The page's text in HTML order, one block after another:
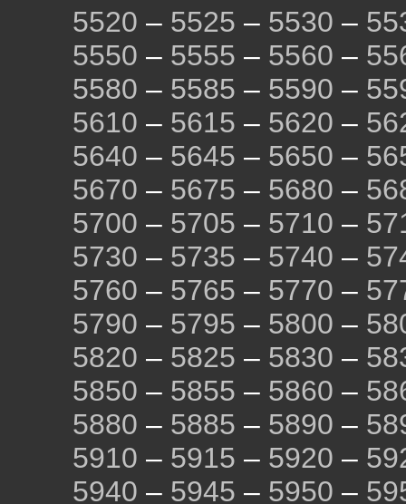
5520 – 5525 – 5530 –
5550 – 5555 – 5560 –
5580 – 5585 – 5590 –
5610 – 5615 – 5620 –
5640 – 5645 – 5650 –
5670 – 5675 – 5680 –
5700 – 5705 – 5710 –
5730 – 5735 – 5740 –
5760 – 5765 – 5770 –
5790 – 5795 – 5800 –
5820 – 5825 – 5830 –
5850 – 5855 – 5860 –
5880 – 5885 – 5890 –
5910 – 5915 – 5920 –
5940 – 5945 – 5950 –